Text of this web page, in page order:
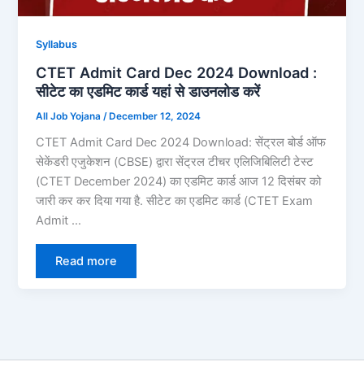
Syllabus
CTET Admit Card Dec 2024 Download :
सीटेट का एडमिट कार्ड यहां से डाउनलोड करें
All Job Yojana /December 12, 2024
CTET Admit Card Dec 2024 Download: सेंट्रल बोर्ड ऑफ
सेकेंडरी एजुकेशन (CBSE) द्वारा सेंट्रल टीचर एलिजिबिलिटी टेस्ट
(CTET December 2024) का एडमिट कार्ड आज 12 दिसंबर को
जारी कर कर दिया गया है. सीटेट का एडमिट कार्ड (CTET Exam
Admit …
Read more